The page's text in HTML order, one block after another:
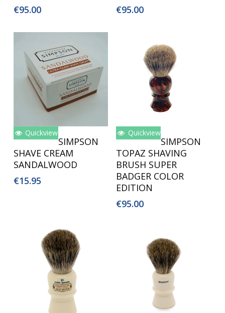
€95.00
€95.00
Toevoegen Aan
Winkelwagen
Quickview
SIMPSON
SHAVE CREAM
SANDALWOOD
€15.95
Lees Verder
Quickview
SIMPSON
TOPAZ SHAVING
BRUSH SUPER
BADGER COLOR
EDITION
€95.00